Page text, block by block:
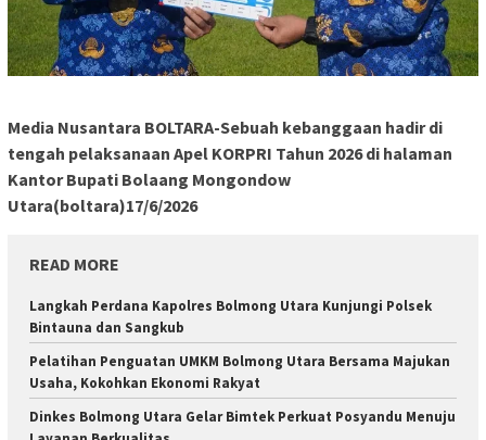
Media Nusantara BOLTARA-Sebuah kebanggaan hadir di
tengah pelaksanaan Apel KORPRI Tahun 2026 di halaman
Kantor Bupati Bolaang Mongondow
Utara(boltara)17/6/2026
READ MORE
Langkah Perdana Kapolres Bolmong Utara Kunjungi Polsek
Bintauna dan Sangkub
Pelatihan Penguatan UMKM Bolmong Utara Bersama Majukan
Usaha, Kokohkan Ekonomi Rakyat
Dinkes Bolmong Utara Gelar Bimtek Perkuat Posyandu Menuju